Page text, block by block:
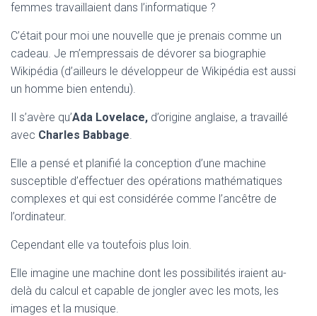
femmes travaillaient dans l’informatique ?
C’était pour moi une nouvelle que je prenais comme un
cadeau. Je m’empressais de dévorer sa biographie
Wikipédia (d’ailleurs le développeur de Wikipédia est aussi
un homme bien entendu).
Il s’avère qu’Ada Lovelace, d’origine anglaise, a travaillé
avec Charles Babbage.
Elle a pensé et planifié la conception d’une machine
susceptible d’effectuer des opérations mathématiques
complexes et qui est considérée comme l’ancêtre de
l’ordinateur.
Cependant elle va toutefois plus loin.
Elle imagine une machine dont les possibilités iraient au-
delà du calcul et capable de jongler avec les mots, les
images et la musique.